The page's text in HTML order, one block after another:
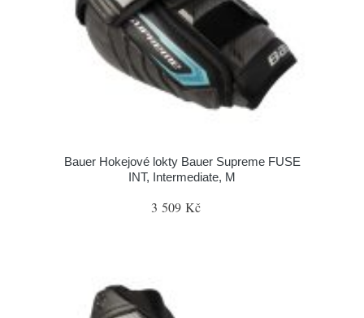
Bauer Hokejové lokty Bauer Supreme FUSE
INT, Intermediate, M
3 509 Kč